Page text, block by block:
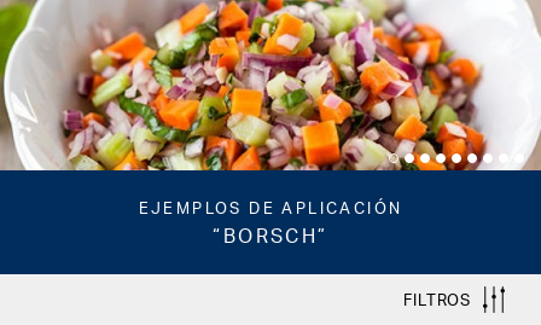
EJEMPLOS DE APLICACIÓN
“BORSCH”
FILTROS